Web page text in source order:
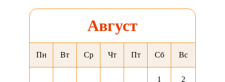
Август
Пн Вт Ср Чт Пт Сб Вс
1 2